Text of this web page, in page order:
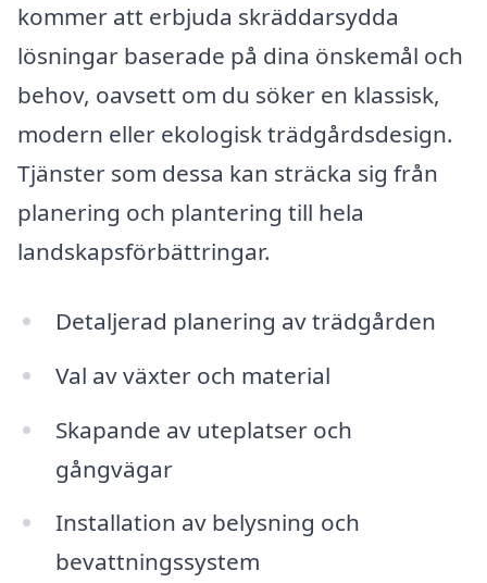
kommer att erbjuda skräddarsydda
lösningar baserade på dina önskemål och
behov, oavsett om du söker en klassisk,
modern eller ekologisk trädgårdsdesign.
Tjänster som dessa kan sträcka sig från
planering och plantering till hela
landskapsförbättringar.
Detaljerad planering av trädgården
Val av växter och material
Skapande av uteplatser och
gångvägar
Installation av belysning och
bevattningssystem